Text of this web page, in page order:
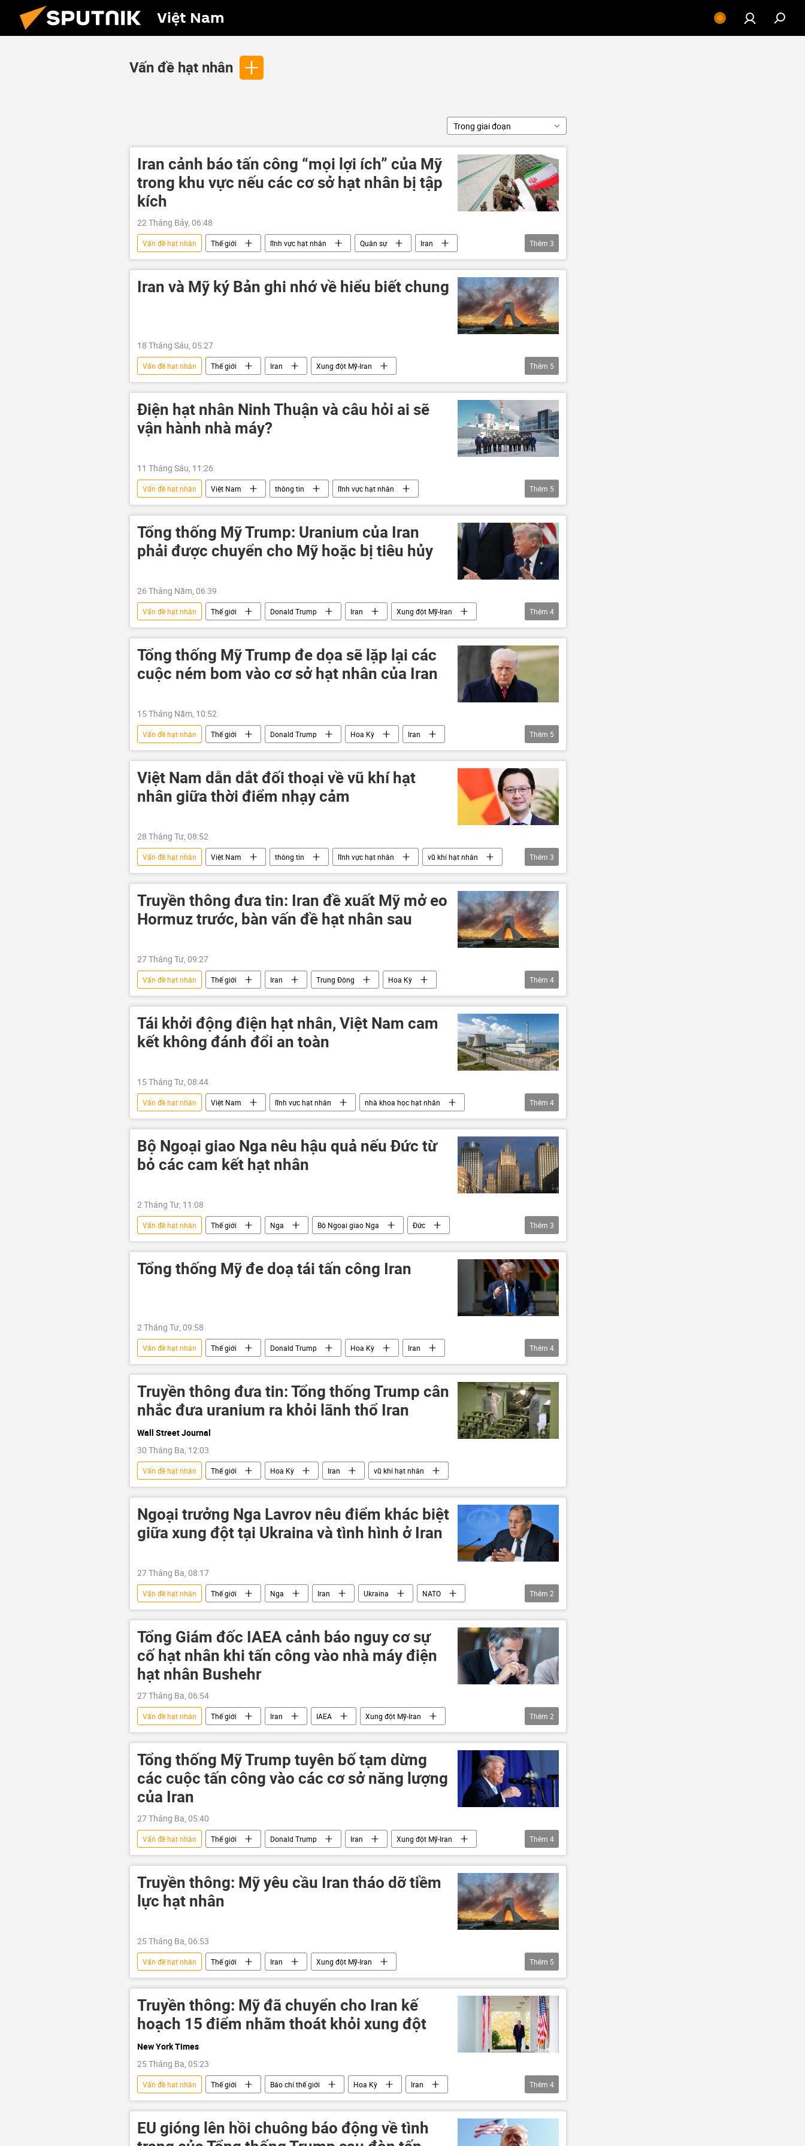
Việt Nam
Vấn đề hạt nhân
Trong giai đoạn
Iran cảnh báo tấn công “mọi lợi ích” của Mỹ
trong khu vực nếu các cơ sở hạt nhân bị tập
kích
22 Tháng Bảy, 06:48
Vấn đề hạt nhân Thế giới lĩnh vực hạt nhân Quân sự
Iran
Xung đột Mỹ-Iran
Hoa Kỳ tấn công
Thêm 3
Iran và Mỹ ký Bản ghi nhớ về hiểu biết chung
18 Tháng Sáu, 05:27
Vấn đề hạt nhân Thế giới Iran
Xung đột Mỹ-Iran
Leo thang căng thẳng giữa Israel và Iran
Hoa Kỳ Donald Trump
eo biển Hormuz
Trung Đông
Thêm 5
Điện hạt nhân Ninh Thuận và câu hỏi ai sẽ
vận hành nhà máy?
11 Tháng Sáu, 11:26
Vấn đề hạt nhân Việt Nam thông tin
lĩnh vực hạt nhân
nhà khoa học hạt nhân
năng lượng hạt nhân
nhà máy điện hạt nhân
tiềm năng hạt nhân
Ninh Thuận
Thêm 5
Tổng thống Mỹ Trump: Uranium của Iran
phải được chuyển cho Mỹ hoặc bị tiêu hủy
26 Tháng Năm, 06:39
Vấn đề hạt nhân Thế giới Donald Trump Iran
Xung đột Mỹ-Iran
uranium
Trung Đông lĩnh vực hạt nhân vũ khí hạt nhân
Thêm 4
Tổng thống Mỹ Trump đe dọa sẽ lặp lại các
cuộc ném bom vào cơ sở hạt nhân của Iran
15 Tháng Năm, 10:52
Vấn đề hạt nhân Thế giới Donald Trump Hoa Kỳ
Iran
Xung đột Mỹ-Iran
Leo thang căng thẳng giữa Israel và Iran Trung Đông
uranium
lĩnh vực hạt nhân
Thêm 5
Việt Nam dẫn dắt đối thoại về vũ khí hạt
nhân giữa thời điểm nhạy cảm
28 Tháng Tư, 08:52
Vấn đề hạt nhân Việt Nam thông tin lĩnh vực hạt nhân
vũ khí hạt nhân
năng lượng hạt nhân
công ước cấm vũ khí hạt nhân Liên Hợp Quốc
Thêm 3
Truyền thông đưa tin: Iran đề xuất Mỹ mở eo
Hormuz trước, bàn vấn đề hạt nhân sau
27 Tháng Tư, 09:27
Vấn đề hạt nhân Thế giới Iran Trung Đông
Hoa Kỳ
eo biển Hormuz
Xung đột Mỹ-Iran uranium Báo chí thế giới Pakistan
Thêm 4
Tái khởi động điện hạt nhân, Việt Nam cam
kết không đánh đổi an toàn
15 Tháng Tư, 08:44
Vấn đề hạt nhân Việt Nam lĩnh vực hạt nhân
nhà khoa học hạt nhân
nhà máy điện hạt nhân
năng lượng hạt nhân dự án Ninh Thuận
Thêm 4
Bộ Ngoại giao Nga nêu hậu quả nếu Đức từ
bỏ các cam kết hạt nhân
2 Tháng Tư, 11:08
Vấn đề hạt nhân Thế giới Nga Bộ Ngoại giao Nga
Đức
vũ khí hạt nhân
Châu Âu Emmanuel Macron
Thêm 3
Tổng thống Mỹ đe doạ tái tấn công Iran
2 Tháng Tư, 09:58
Vấn đề hạt nhân Thế giới Donald Trump Hoa Kỳ
Iran
Xung đột Mỹ-Iran
Leo thang căng thẳng giữa Israel và Iran Trung Đông tấn công
Thêm 4
Truyền thông đưa tin: Tổng thống Trump cân
nhắc đưa uranium ra khỏi lãnh thổ Iran
Wall Street Journal
30 Tháng Ba, 12:03
Vấn đề hạt nhân Thế giới Hoa Kỳ Iran vũ khí hạt nhân
Ngoại trưởng Nga Lavrov nêu điểm khác biệt
giữa xung đột tại Ukraina và tình hình ở Iran
27 Tháng Ba, 08:17
Vấn đề hạt nhân Thế giới Nga Iran Ukraina
NATO
Leo thang căng thẳng giữa Israel và Iran
Xung đột Mỹ-Iran
Thêm 2
Tổng Giám đốc IAEA cảnh báo nguy cơ sự
cố hạt nhân khi tấn công vào nhà máy điện
hạt nhân Bushehr
27 Tháng Ba, 06:54
Vấn đề hạt nhân Thế giới Iran IAEA
Xung đột Mỹ-Iran
Leo thang căng thẳng giữa Israel và Iran
nhà máy điện hạt nhân
Thêm 2
Tổng thống Mỹ Trump tuyên bố tạm dừng
các cuộc tấn công vào các cơ sở năng lượng
của Iran
27 Tháng Ba, 05:40
Vấn đề hạt nhân Thế giới Donald Trump Iran
Xung đột Mỹ-Iran
Leo thang căng thẳng giữa Israel và Iran
Trung Đông
năng lượng
eo biển Hormuz
Thêm 4
Truyền thông: Mỹ yêu cầu Iran tháo dỡ tiềm
lực hạt nhân
25 Tháng Ba, 06:53
Vấn đề hạt nhân Thế giới Iran
Xung đột Mỹ-Iran
Leo thang căng thẳng giữa Israel và Iran
Hoa Kỳ vũ khí hạt nhân
uranium
Báo chí thế giới
Thêm 5
Truyền thông: Mỹ đã chuyển cho Iran kế
hoạch 15 điểm nhằm thoát khỏi xung đột
New York Times
25 Tháng Ba, 05:23
Vấn đề hạt nhân Thế giới Báo chí thế giới Hoa Kỳ
Iran
Leo thang căng thẳng giữa Israel và Iran
Xung đột Mỹ-Iran
Trung Đông
eo biển Hormuz
Thêm 4
EU gióng lên hồi chuông báo động về tình